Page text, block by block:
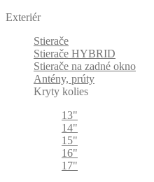
Exteriér
Stierače
Stierače HYBRID
Stierače na zadné okno
Antény, prúty
Kryty kolies
13"
14"
15"
16"
17"